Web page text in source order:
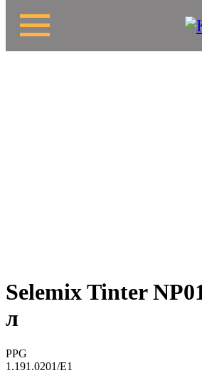
Selemix Tinter
л
PPG
1.191.0201/E1